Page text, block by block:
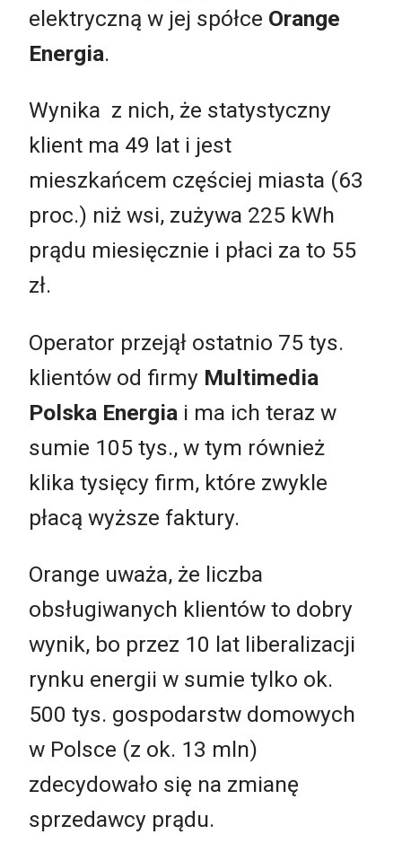
elektryczną w jej spółce Orange
Energia.
Wynika z nich, że statystyczny
klient ma 49 lat i jest
mieszkańcem częściej miasta (63
proc.) niż wsi, zużywa 225 kWh
prądu miesięcznie i płaci za to 55
zł.
Operator przejął ostatnio 75 tys.
klientów od firmy Multimedia
Polska Energia i ma ich teraz w
sumie 105 tys., w tym również
klika tysięcy firm, które zwykle
płacą wyższe faktury.
Orange uważa, że liczba
obsługiwanych klientów to dobry
wynik, bo przez 10 lat liberalizacji
rynku energii w sumie tylko ok.
500 tys. gospodarstw domowych
w Polsce (z ok. 13 mln)
zdecydowało się na zmianę
sprzedawcy prądu.